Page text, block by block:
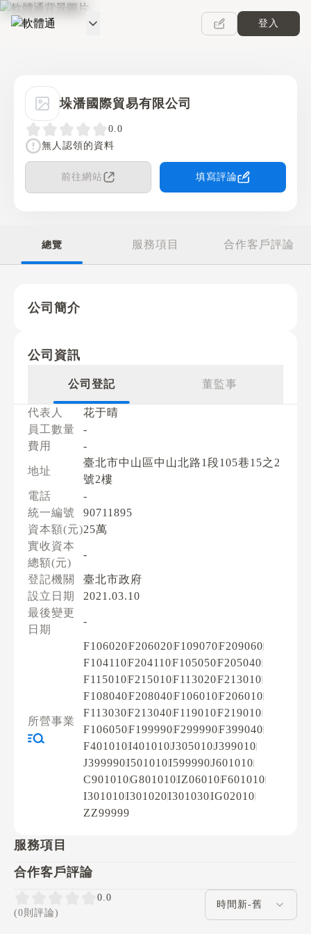
軟體通
登入
垛潘國際貿易有限公司
0.0
無人認領的資料
前往網站 填寫評論
總覽 服務項目 合作客戶評論
公司簡介
公司資訊
公司登記 董監事
代表人
花于晴
員工數量
-
費用
-
地址
臺北市中山區中山北路1段105巷15之2
號2樓
電話
-
統一編號
90711895
資本額(元)25萬
實收資本
總額(元)
-
登記機關
臺北市政府
設立日期
2021.03.10
最後變更
日期
-
所營事業
F106020F206020F109070F209060
F104110F204110F105050F205040
F115010F215010F113020F213010
F108040F208040F106010F206010
F113030F213040F119010F219010
F106050F199990F299990F399040
F401010I401010J305010J399010
J399990I501010I599990J601010
C901010G801010IZ06010F601010
I301010I301020I301030IG02010
ZZ99999
服務項目
合作客戶評論
0.0
(0則評論)
評論排序